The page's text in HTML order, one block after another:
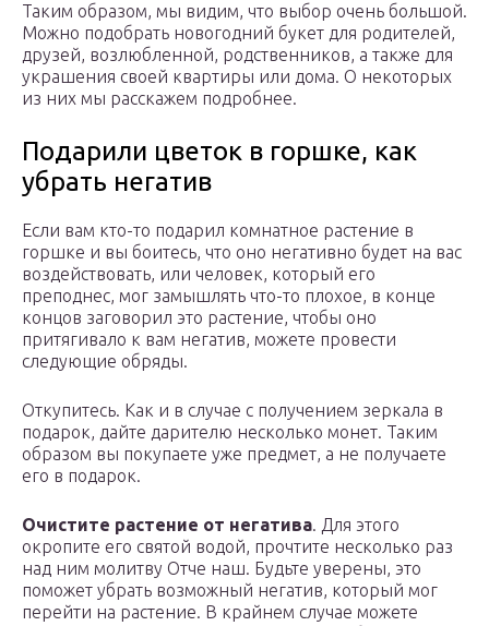
Таким образом, мы видим, что выбор очень большой.
Можно подобрать новогодний букет для родителей,
друзей, возлюбленной, родственников, а также для
украшения своей квартиры или дома. О некоторых
из них мы расскажем подробнее.
Подарили цветок в горшке, как
убрать негатив
Если вам кто-то подарил комнатное растение в
горшке и вы боитесь, что оно негативно будет на вас
воздействовать, или человек, который его
преподнес, мог замышлять что-то плохое, в конце
концов заговорил это растение, чтобы оно
притягивало к вам негатив, можете провести
следующие обряды.
Откупитесь. Как и в случае с получением зеркала в
подарок, дайте дарителю несколько монет. Таким
образом вы покупаете уже предмет, а не получаете
его в подарок.
Очистите растение от негатива. Для этого
окропите его святой водой, прочтите несколько раз
над ним молитву Отче наш. Будьте уверены, это
поможет убрать возможный негатив, который мог
перейти на растение. В крайнем случае можете